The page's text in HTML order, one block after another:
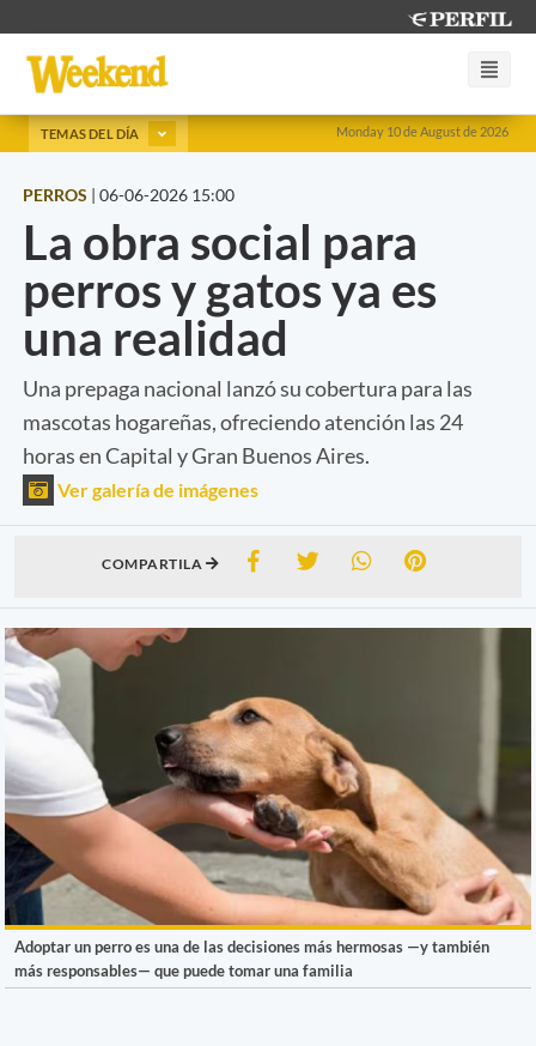
Monday 10 de August de 2026
TEMAS DEL DÍA
PERROS | 06-06-2026 15:00
La obra social para
perros y gatos ya es
una realidad
Una prepaga nacional lanzó su cobertura para las
mascotas hogareñas, ofreciendo atención las 24
horas en Capital y Gran Buenos Aires.
Ver galería de imágenes
COMPARTILA
Adoptar un perro es una de las decisiones más hermosas —y también
más responsables— que puede tomar una familia